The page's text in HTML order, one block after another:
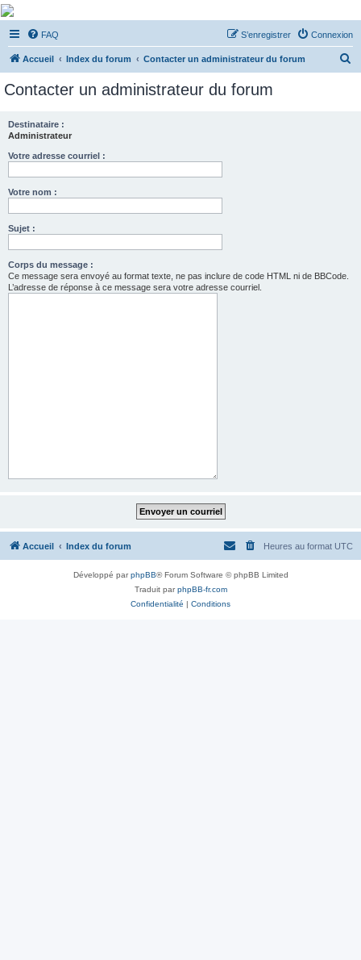
De Musicae Militari -
Forums
Forums de discussions
FAQ Connexion
S’enregistrer
Accueil Index du forum Contacter un administrateur du forum
Contacter un administrateur du forum
Destinataire :
Administrateur
Votre adresse courriel :
Votre nom :
Sujet :
Corps du message :
Ce message sera envoyé au format texte, ne pas inclure de code HTML ni de BBCode.
L’adresse de réponse à ce message sera votre adresse courriel.
Accueil Index du forum Heures au format UTC
Développé parphpBB® Forum Software © phpBB Limited
Traduit parphpBB-fr.com
Confidentialité | Conditions